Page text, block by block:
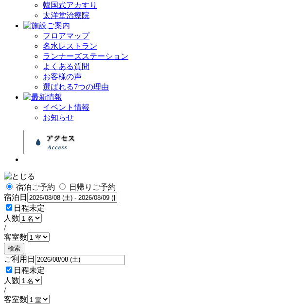
韓国式アカすり
太洋堂治療院
フロアマップ
名水レストラン
ランナーズステーション
よくある質問
お客様の声
選ばれる7つの理由
イベント情報
お知らせ
宿泊ご予約
日帰りご予約
宿泊日
日程未定
人数
/
客室数
検索
ご利用日
日程未定
人数
/
客室数